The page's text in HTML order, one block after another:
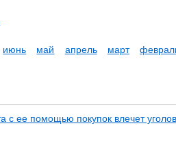
июнь май апрель март
с ее помощью покупок влечет